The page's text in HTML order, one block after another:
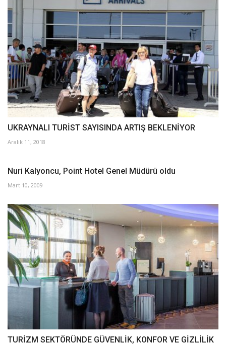
UKRAYNALI TURİST SAYISINDA ARTIŞ BEKLENİYOR
Aralık 11, 2018
Nuri Kalyoncu, Point Hotel Genel Müdürü oldu
Mart 10, 2009
TURİZM SEKTÖRÜNDE GÜVENLİK, KONFOR VE GİZLİLİK